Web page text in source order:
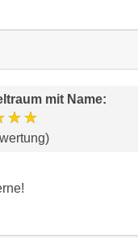
mit Name: